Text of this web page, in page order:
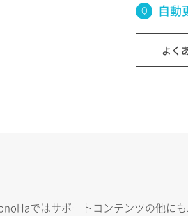
自動
よく
ではサポートコンテンツの他に